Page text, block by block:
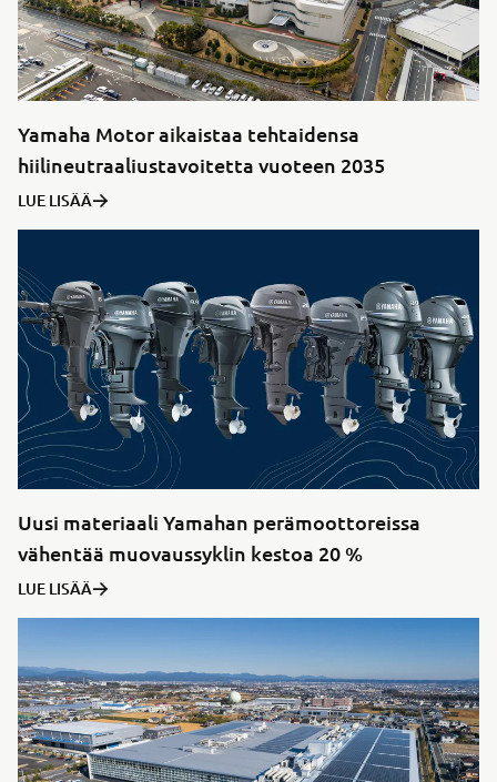
Yamaha Motor aikaistaa tehtaidensa
hiilineutraaliustavoitetta vuoteen 2035
LUE LISÄÄ
Uusi materiaali Yamahan perämoottoreissa
vähentää muovaussyklin kestoa 20 %
LUE LISÄÄ